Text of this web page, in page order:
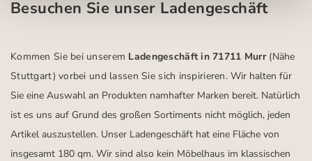
Besuchen Sie unser Ladengeschäft
Kommen Sie bei unserem Ladengeschäft in 71711 Murr (Nähe
Stuttgart) vorbei und lassen Sie sich inspirieren.Wir halten für
Sie eine Auswahl an Produkten namhafter Marken bereit. Natürlich
ist es uns auf Grund des großen Sortiments nicht möglich, jeden
Artikel auszustellen. Unser Ladengeschäft hat eine Fläche von
insgesamt 180 qm. Wir sind also kein Möbelhaus im klassischen